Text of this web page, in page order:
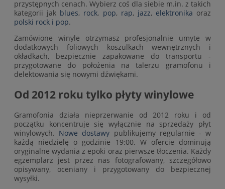
przystępnych cenach. Wybierz coś dla siebie m.in. z takich
kategorii jak blues, rock, pop, rap, jazz, elektronika oraz
polski rock i pop.
Zamówione winyle otrzymasz profesjonalnie umyte w
dodatkowych foliowych koszulkach wewnętrznych i
okładkach, bezpiecznie zapakowane do transportu -
przygotowane do położenia na talerzu gramofonu i
delektowania się nowymi dźwiękami.
Od 2012 roku tylko płyty winylowe
Gramofonia działa nieprzerwanie od 2012 roku i od
początku koncentruje się wyłącznie na sprzedaży płyt
winylowych. Nowe dostawy publikujemy regularnie - w
każdą niedzielę o godzinie 19:00. W ofercie dominują
oryginalne wydania z epoki oraz pierwsze tłoczenia. Każdy
egzemplarz jest przez nas fotografowany, szczegółowo
opisywany, oceniany i przygotowany do bezpiecznej
wysyłki.